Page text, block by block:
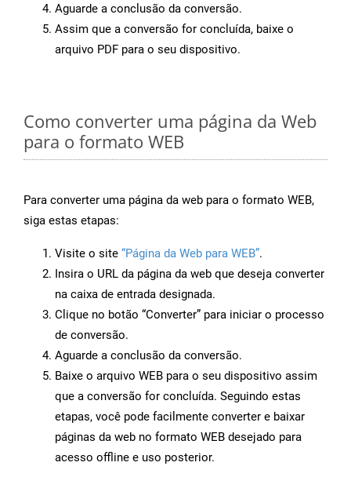
Aguarde a conclusão da conversão.
Assim que a conversão for concluída, baixe o
arquivo PDF para o seu dispositivo.
Como converter uma página da Web
para o formato WEB
Para converter uma página da web para o formato WEB,
siga estas etapas:
Visite o site “Página da Web para WEB”.
Insira o URL da página da web que deseja converter
na caixa de entrada designada.
Clique no botão “Converter” para iniciar o processo
de conversão.
Aguarde a conclusão da conversão.
Baixe o arquivo WEB para o seu dispositivo assim
que a conversão for concluída. Seguindo estas
etapas, você pode facilmente converter e baixar
páginas da web no formato WEB desejado para
acesso offline e uso posterior.